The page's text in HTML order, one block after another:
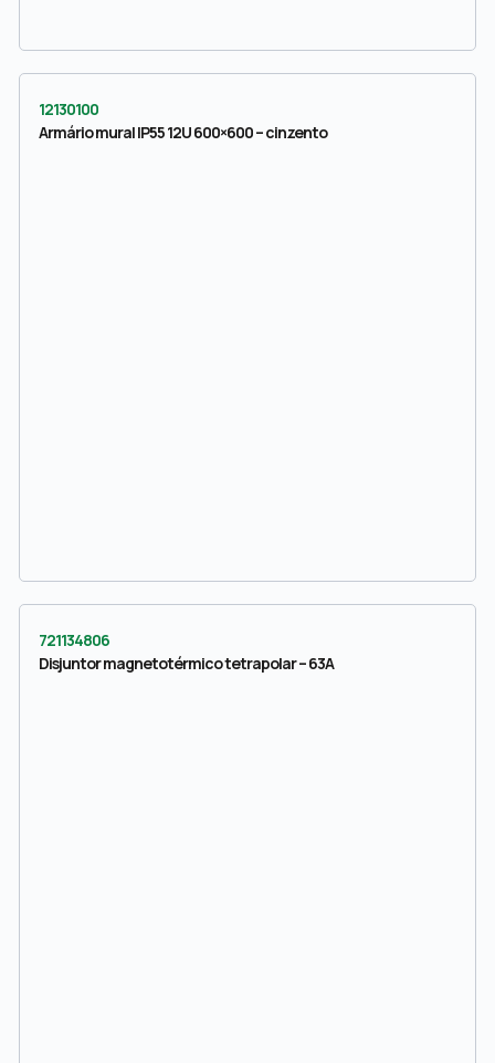
12130100
Armário mural IP55 12U 600×600 – cinzento
721134806
Disjuntor magnetotérmico tetrapolar – 63A